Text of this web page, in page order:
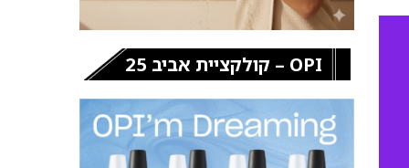
OPI – קולקציית אביב 25